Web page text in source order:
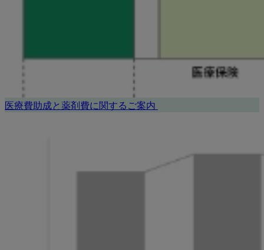
医療費助成と薬剤費に関するご案内